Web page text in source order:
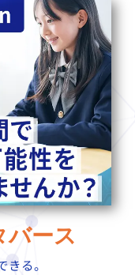
ース
る。